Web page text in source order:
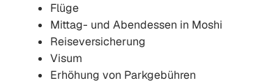
Flüge
Mittag- und Abendessen in Moshi
Reiseversicherung
Visum
Erhöhung von Parkgebühren